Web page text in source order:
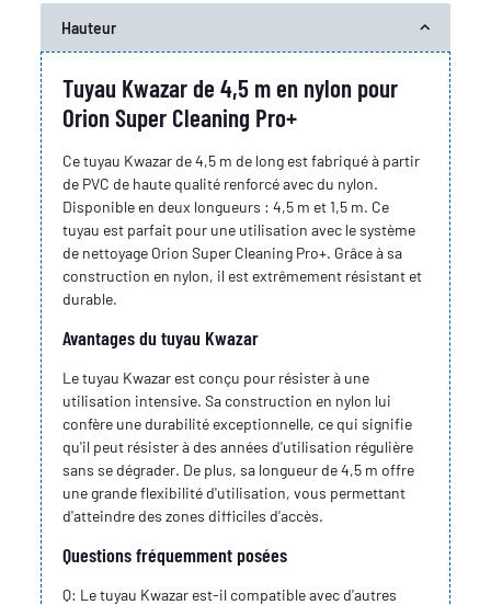
Hauteur
Tuyau Kwazar de 4,5 m en nylon pour
Orion Super Cleaning Pro+
Ce tuyau Kwazar de 4,5 m de long est fabriqué à partir
de PVC de haute qualité renforcé avec du nylon.
Disponible en deux longueurs : 4,5 m et 1,5 m. Ce
tuyau est parfait pour une utilisation avec le système
de nettoyage Orion Super Cleaning Pro+. Grâce à sa
construction en nylon, il est extrêmement résistant et
durable.
Avantages du tuyau Kwazar
Le tuyau Kwazar est conçu pour résister à une
utilisation intensive. Sa construction en nylon lui
confère une durabilité exceptionnelle, ce qui signifie
qu'il peut résister à des années d'utilisation régulière
sans se dégrader. De plus, sa longueur de 4,5 m offre
une grande flexibilité d'utilisation, vous permettant
d'atteindre des zones difficiles d'accès.
Questions fréquemment posées
Q: Le tuyau Kwazar est-il compatible avec d'autres